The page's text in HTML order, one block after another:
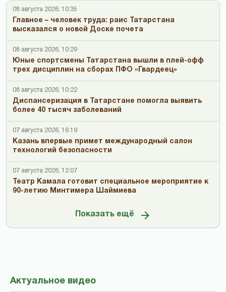
08 августа 2026, 10:35
Главное – человек труда: раис Татарстана
высказался о новой Доске почета
08 августа 2026, 10:29
Юные спортсмены Татарстана вышли в плей-офф
трех дисциплин на сборах ПФО «Гвардеец»
08 августа 2026, 10:22
Диспансеризация в Татарстане помогла выявить
более 40 тысяч заболеваний
07 августа 2026, 16:19
Казань впервые примет международный салон
технологий безопасности
07 августа 2026, 12:07
Театр Камала готовит специальное мероприятие к
90-летию Минтимера Шаймиева
Показать ещё
Актуальное видео